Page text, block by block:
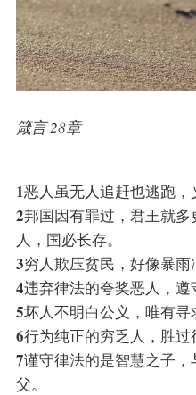
箴言 28章
1恶人虽无人追赶也逃跑，
2邦国因有罪过，君王就
人，国必长存。
3穷人欺压贫民，好像暴雨
4违弃律法的夸奖恶人，遵
5坏人不明白公义，唯有寻
6行为纯正的穷乏人，胜过
7谨守律法的是智慧之子
父。